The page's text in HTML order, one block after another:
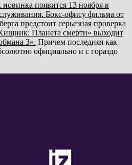
появится 13 ноября в
Бокс-офису фильма от
предстоит серьезная проверка
Планета смерти» выходит
3». Причем последняя как
официально и с гораздо